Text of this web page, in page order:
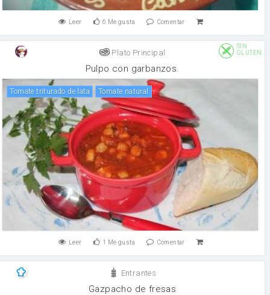
Leer 6 Me gusta Comentar
Plato Principal
SIN
GLUTEN
Pulpo con garbanzos.
Tomate triturado de lata Tomate natural
Leer 1 Me gusta Comentar
Entrantes
Gazpacho de fresas